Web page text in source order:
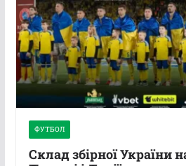
ФУТБОЛ
Склад збірної України